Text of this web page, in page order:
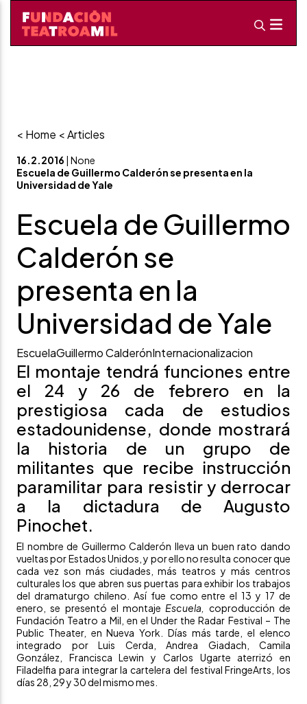
< Home < Articles
16.2.2016 | None
Escuela de Guillermo Calderón se presenta en la
Universidad de Yale
Escuela de Guillermo
Calderón se
presenta en la
Universidad de Yale
EscuelaGuillermo CalderónInternacionalizacion
El montaje tendrá funciones entre
el 24 y 26 de febrero en la
prestigiosa cada de estudios
estadounidense, donde mostrará
la historia de un grupo de
militantes que recibe instrucción
paramilitar para resistir y derrocar
a la dictadura de Augusto
Pinochet.
El nombre de Guillermo Calderón lleva un buen rato dando
vueltas por Estados Unidos, y por ello no resulta conocer que
cada vez son más ciudades, más teatros y más centros
culturales los que abren sus puertas para exhibir los trabajos
del dramaturgo chileno. Así fue como entre el 13 y 17 de
enero, se presentó el montaje Escuela
coproducción de
Fundación Teatro a Mil, en elUnder the Radar Festival – The
Public Theater, en Nueva York. Días más tarde, el elenco
integrado por Luis Cerda, Andrea Giadach, Camila
González, Francisca Lewin y Carlos Ugarte aterrizó en
Filadelfia para integrar la cartelera del festivalFringeArts , los
días 28, 29 y 30 del mismo mes.